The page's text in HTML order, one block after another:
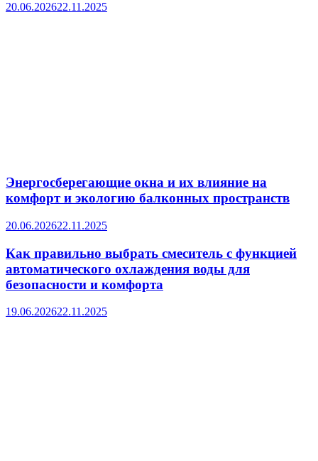
20.06.202622.11.2025
Энергосберегающие окна и их влияние на
комфорт и экологию балконных пространств
20.06.202622.11.2025
Как правильно выбрать смеситель с функцией
автоматического охлаждения воды для
безопасности и комфорта
19.06.202622.11.2025